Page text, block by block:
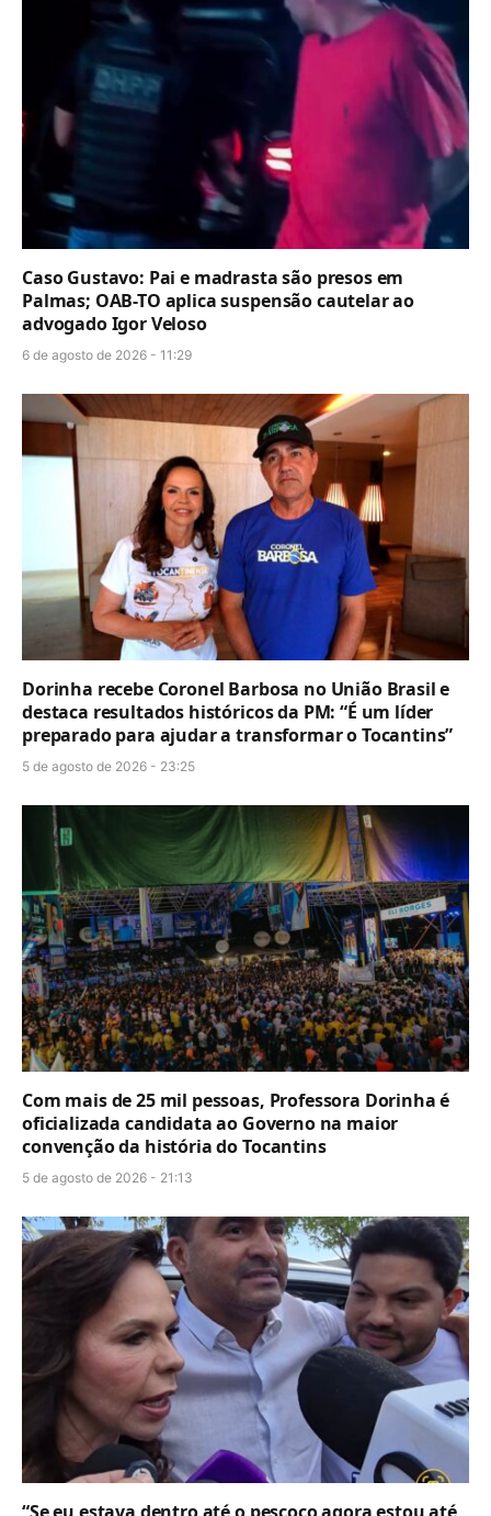
Caso Gustavo: Pai e madrasta são presos em
Palmas; OAB-TO aplica suspensão cautelar ao
advogado Igor Veloso
6 de agosto de 2026 - 11:29
Dorinha recebe Coronel Barbosa no União Brasil e
destaca resultados históricos da PM: “É um líder
preparado para ajudar a transformar o Tocantins”
5 de agosto de 2026 - 23:25
Com mais de 25 mil pessoas, Professora Dorinha é
oficializada candidata ao Governo na maior
convenção da história do Tocantins
5 de agosto de 2026 - 21:13